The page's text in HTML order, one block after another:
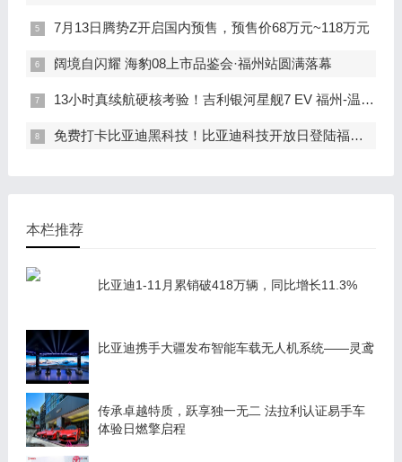
7月13日腾势Z开启国内预售，预售价68万元~118万元
阔境自闪耀 海豹08上市品鉴会·福州站圆满落幕
13小时真续航硬核考验！吉利银河星舰7 EV 福州-温州长测达成率92.73%
免费打卡比亚迪黑科技！比亚迪科技开放日登陆福州车展
本栏推荐
比亚迪1-11月累销破418万辆，同比增长11.3%
比亚迪携手大疆发布智能车载无人机系统——灵鸢
传承卓越特质，跃享独一无二 法拉利认证易手车
体验日燃擎启程